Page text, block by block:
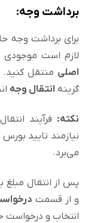
برداشت وجه:
برای برداشت وجه
لازم است موجودی
اصلی منتقل
گزینه انتقال وجه
نکته: فرآیند
نیازمند تایید
می‌برد.
پس از انتقال
و از قسمت
انتخاب و درخواست